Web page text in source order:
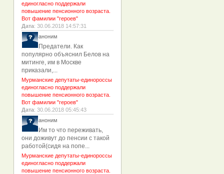
единогласно поддержали
повышение пенсионного возраста.
Вот фамилии "героев"
Дата: 30.06.2018 14:57:31
аноним
Предатели. Как
популярно объяснил Белов на
митинге, им в Москве
приказали,...
Мурманские депутаты-единороссы
единогласно поддержали
повышение пенсионного возраста.
Вот фамилии "героев"
Дата: 30.06.2018 05:45:43
аноним
Им то что переживать,
они доживут до пенсии с такой
работой(сидя на попе...
Мурманские депутаты-единороссы
единогласно поддержали
повышение пенсионного возраста.